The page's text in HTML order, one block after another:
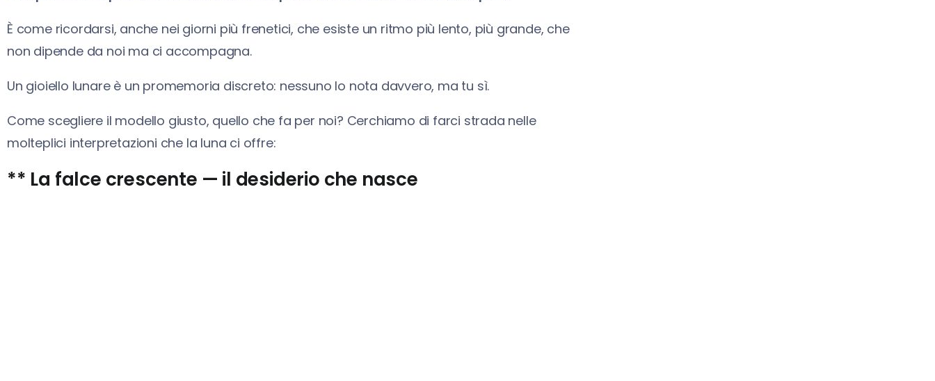
È come ricordarsi, anche nei giorni più frenetici, che esiste un ritmo più lento, più grande, che
non dipende da noi ma ci accompagna.
Un gioiello lunare è un promemoria discreto: nessuno lo nota davvero, ma tu sì.
Come scegliere il modello giusto, quello che fa per noi? Cerchiamo di farci strada nelle
molteplici interpretazioni che la luna ci offre:
** La falce crescente — il desiderio che nasce